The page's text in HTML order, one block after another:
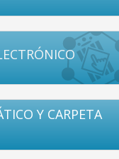
Y CARPETA